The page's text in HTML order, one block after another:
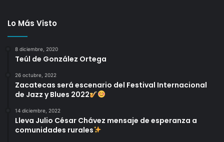
Lo Más Visto
8 diciembre, 2020
Teúl de González Ortega
26 octubre, 2022
Zacatecas será escenario del Festival Internacional
de Jazz y Blues 2022
14 diciembre, 2022
Lleva Julio César Chávez mensaje de esperanza a
comunidades rurales